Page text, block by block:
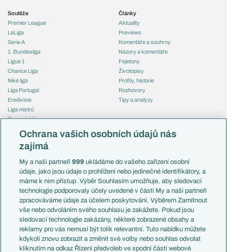
Soutěže
Premier League
LaLiga
Serie A
1. Bundesliga
Ligue 1
Chance Liga
Niké liga
Liga Portugal
Eredivisie
Liga mistrů
Evropská liga
Mistrovství světa
Liga národů
Témata
Představení týmů MS
EuroSkauting
PL v kostce
Evropské koeficienty
Přestupy
Přestupové spekulace
Zranění
Články
Aktuality
Previews
Komentáře a souhrny
Názory a komentáře
Fejetony
Životopisy
Profily, historie
Rozhovory
Tipy a analýzy
Česko
Francie
Itálie
Německo
Španělsko
Argentina
Brazílie
Přestupy
Zápasy
Ochrana vašich osobních údajů nás
zajímá
My a naši partneři999 ukládáme do vašeho zařízení osobní
údaje, jako jsou údaje o prohlížení nebo jedinečné identifikátory, a
máme k nim přístup. Výběr Souhlasím umožňuje, aby sledovací
technologie podporovaly účely uvedené v části My a naši partneři
zpracováváme údaje za účelem poskytování. Výběrem Zamítnout
vše nebo odvoláním svého souhlasu je zakážete. Pokud jsou
sledovací technologie zakázány, některé zobrazené obsahy a
reklamy pro vás nemusí být tolik relevantní. Tuto nabídku můžete
kdykoli znovu zobrazit a změnit své volby nebo souhlas odvolat
kliknutím na odkaz Řízení předvoleb ve spodní části webové